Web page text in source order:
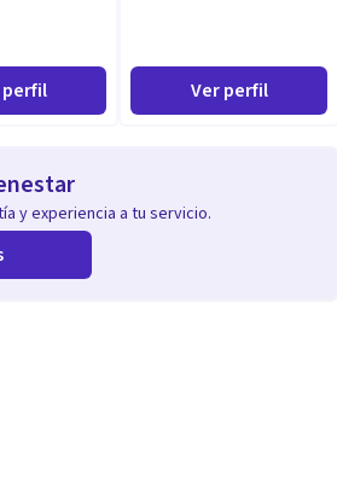
perfil Ver perfil
y experiencia a tu servicio.